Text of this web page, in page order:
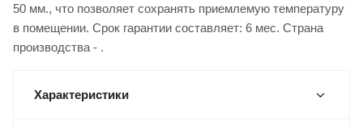
50 мм., что позволяет сохранять приемлемую температуру
в помещении. Срок гарантии составляет: 6 мес. Страна
производства - .
Характеристики